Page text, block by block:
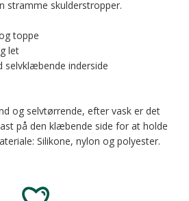
stramme skulderstropper.
toppe
let
selvklæbende inderside
og selvtørrende, efter vask er det
på den klæbende side for at holde
Silikone, nylon og polyester.